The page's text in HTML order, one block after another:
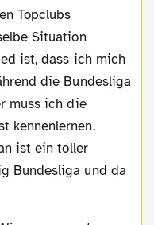
Topclubs
Situation
ist, dass ich mich
die Bundesliga
muss ich die
kennenlernen.
ist ein toller
Bundesliga und da